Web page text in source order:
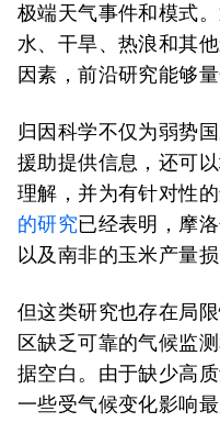
极端天气事件和模式
水、干旱、热浪和其
因素，前沿研究能够
归因科学不仅为弱势
援助提供信息，还可
理解，并为有针对性
的研究已经表明，摩
以及南非的玉米产量损
但这类研究也存在局
区缺乏可靠的气候监
据空白。由于缺少高
一些受气候变化影响